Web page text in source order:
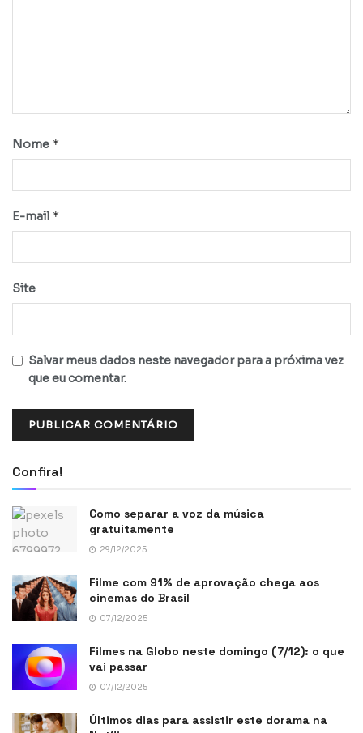
Nome *
E-mail *
Site
Salvar meus dados neste navegador para a próxima vez
que eu comentar.
Confira!
Como separar a voz da música
gratuitamente
29/12/2025
Filme com 91% de aprovação chega aos
cinemas do Brasil
07/12/2025
Filmes na Globo neste domingo (7/12): o que
vai passar
07/12/2025
Últimos dias para assistir este dorama na